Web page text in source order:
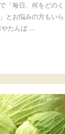
「毎日、何をどのく
とお悩みの方もいら
たんぱ ...